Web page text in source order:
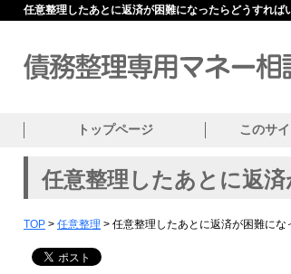
任意整理したあとに返済が困難になったらどうすれば
トップページ このサ
任意整理したあとに返
TOP > 任意整理 > 任意整理したあとに返済が困難に